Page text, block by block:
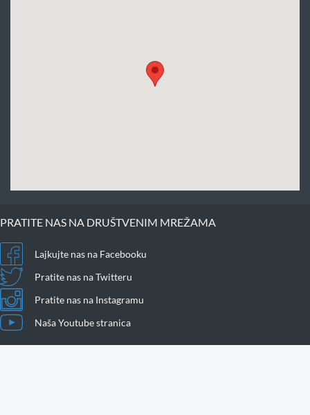
PRATITE NAS NA DRUŠTVENIM MREŽAMA
Lajkujte nas na Facebooku
Pratite nas na Twitteru
Pratite nas na Instagramu
Naša Youtube stranica